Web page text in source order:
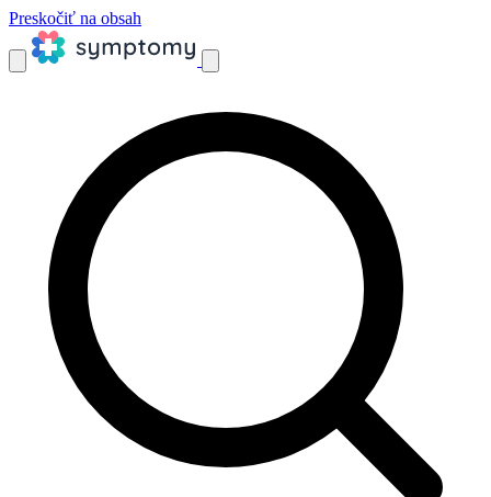
Preskočiť na obsah